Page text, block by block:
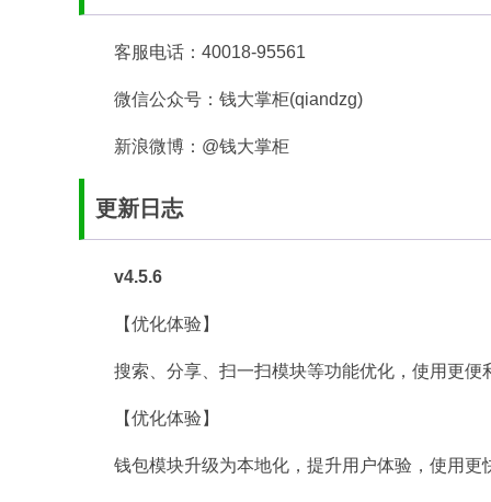
客服电话：40018-95561
微信公众号：钱大掌柜(qiandzg)
新浪微博：@钱大掌柜
更新日志
v4.5.6
【优化体验】
搜索、分享、扫一扫模块等功能优化，使用更便
【优化体验】
钱包模块升级为本地化，提升用户体验，使用更